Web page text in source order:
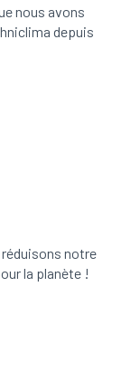
nous avons
depuis
notre
la planète !